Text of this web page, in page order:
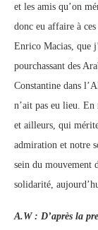
et les amis qu’on
donc eu affaire à
Enrico Macias, que
pourchassant des
Constantine dans
n’ait pas eu lieu.
et ailleurs, qui
admiration et notre
sein du mouvement
solidarité,
A.W : D’après la